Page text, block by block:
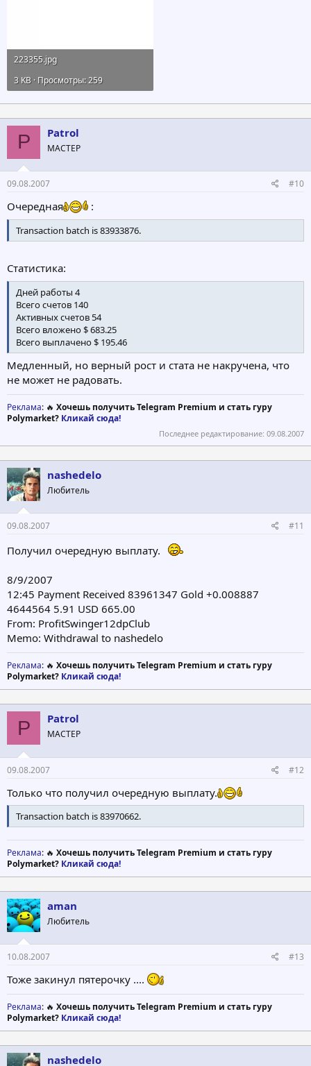
223355.jpg
3 KB · Просмотры: 259
P Patrol
МАСТЕР
09.08.2007 #10
Очередная :
Transaction batch is 83933876.
Статистика:
Дней работы 4
Всего счетов 140
Активных счетов 54
Всего вложено $ 683.25
Всего выплачено $ 195.46
Медленный, но верный рост и стата не накручена, что
не может не радовать.
Реклама: 🔥 Хочешь получить Telegram Premium и стать гуру
Polymarket? Кликай сюда!
Последнее редактирование: 09.08.2007
nashedelo
Любитель
09.08.2007 #11
Получил очередную выплату.
8/9/2007
12:45 Payment Received 83961347 Gold +0.008887
4644564 5.91 USD 665.00
From: ProfitSwinger12dpClub
Memo: Withdrawal to nashedelo
Реклама: 🔥 Хочешь получить Telegram Premium и стать гуру
Polymarket? Кликай сюда!
P Patrol
МАСТЕР
09.08.2007 #12
Только что получил очередную выплату.
Transaction batch is 83970662.
Реклама: 🔥 Хочешь получить Telegram Premium и стать гуру
Polymarket? Кликай сюда!
aman
Любитель
10.08.2007 #13
Тоже закинул пятерочку ....
Реклама: 🔥 Хочешь получить Telegram Premium и стать гуру
Polymarket? Кликай сюда!
nashedelo